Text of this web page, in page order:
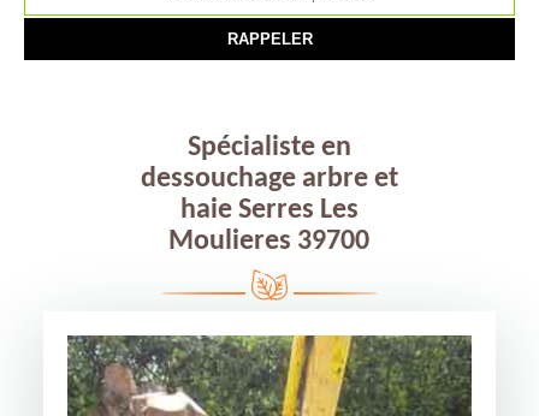
Spécialiste en
dessouchage arbre et
haie Serres Les
Moulieres 39700